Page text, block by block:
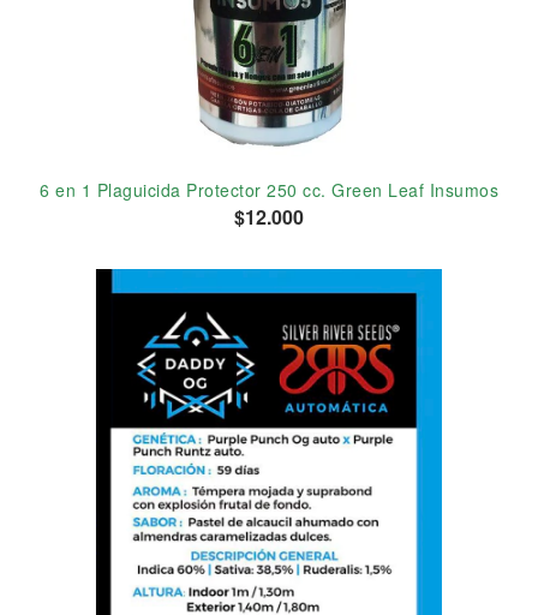
6 en 1 Plaguicida Protector 250 cc. Green Leaf Insumos
$12.000